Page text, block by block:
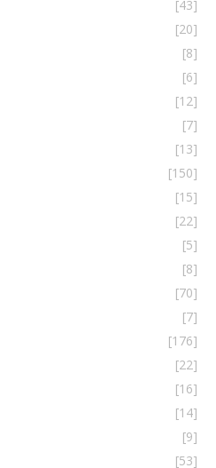
[43]
[20]
[8]
[6]
[12]
[7]
[13]
[150]
[15]
[22]
[5]
[8]
[70]
[7]
[176]
[22]
[16]
[14]
[9]
[53]